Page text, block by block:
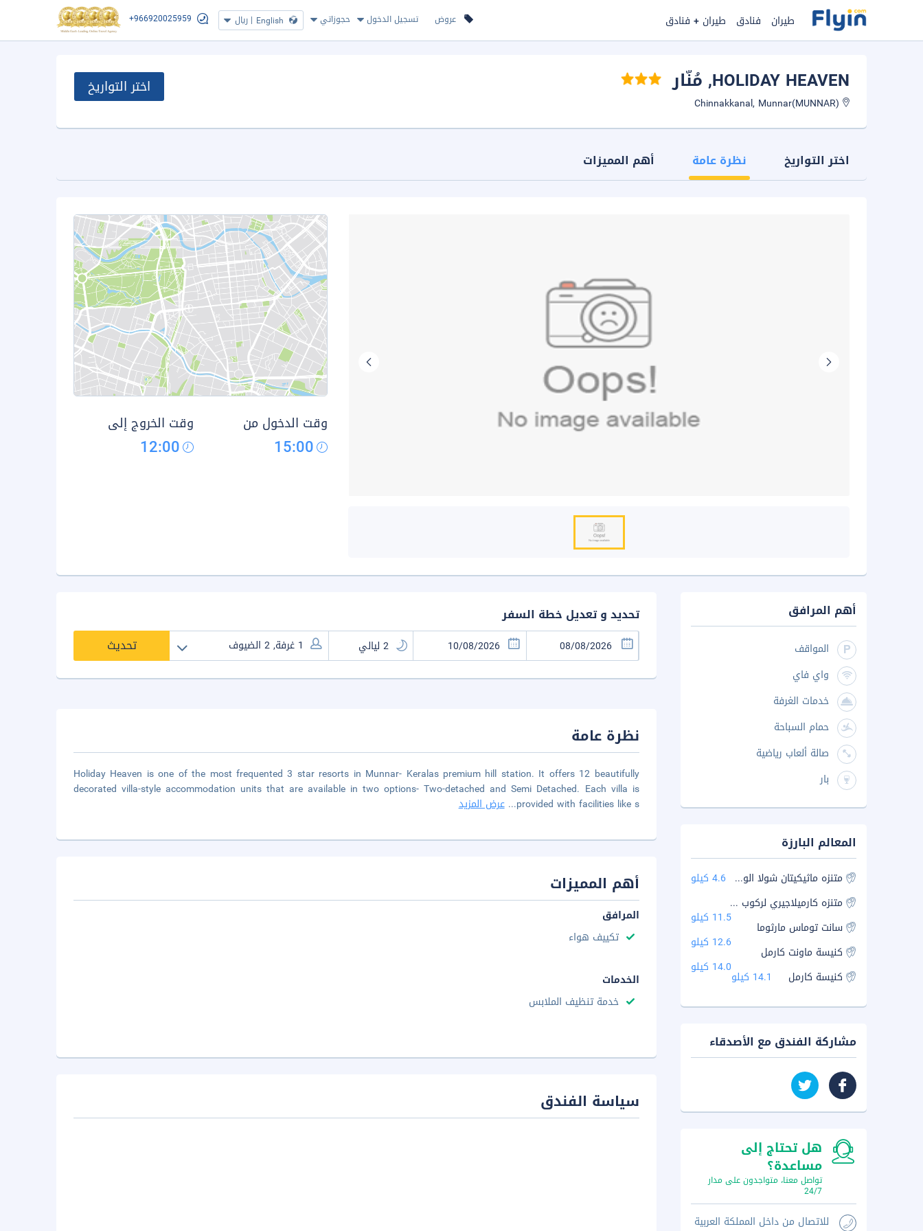
عروض تسجيل الدخول حجوزاتي English
| ريال +966920025959 طيران فنادق طيران + فنادق
HOLIDAY HEAVEN, مُنّار اختر التواريخ
اختر التواريخ نظرة عامة أهم المميزات
وقت الدخول من
15:00
وقت الخروج إلى
12:00
تحديد و تعديل خطة السفر
تحديث
نظرة عامة
Holiday Heaven is one of the most frequented 3 star resorts in Munnar- Keralas premium hill station. It offers 12 beautifully
decorated villa-style accommodation units that are available in two options- Two-detached and Semi Detached. Each villa is
provided with facilities like s
...عرض المزيد
أهم المميزات
المرافق
تكييف هواء
الخدمات
خدمة تنظيف الملابس
سياسة الفندق
أهم المرافق
المواقف
واي فاي
خدمات الغرفة
حمام السباحة
صالة ألعاب رياضية
بار
المعالم البارزة
متنزه ماثيكيتان شولا الوطني 4.6 كيلو
متنزه كارميلاجيري لركوب الأفيال
11.5 كيلو
سانت توماس مارثوما
12.6 كيلو
كنيسة ماونت كارمل
14.0 كيلو
كنيسة كارمل 14.1 كيلو
مشاركة الفندق مع الأصدقاء
هل تحتاج إلى
مساعدة؟
تواصل معنا، متواجدون على مدار
24/7
للاتصال من داخل المملكة العربية